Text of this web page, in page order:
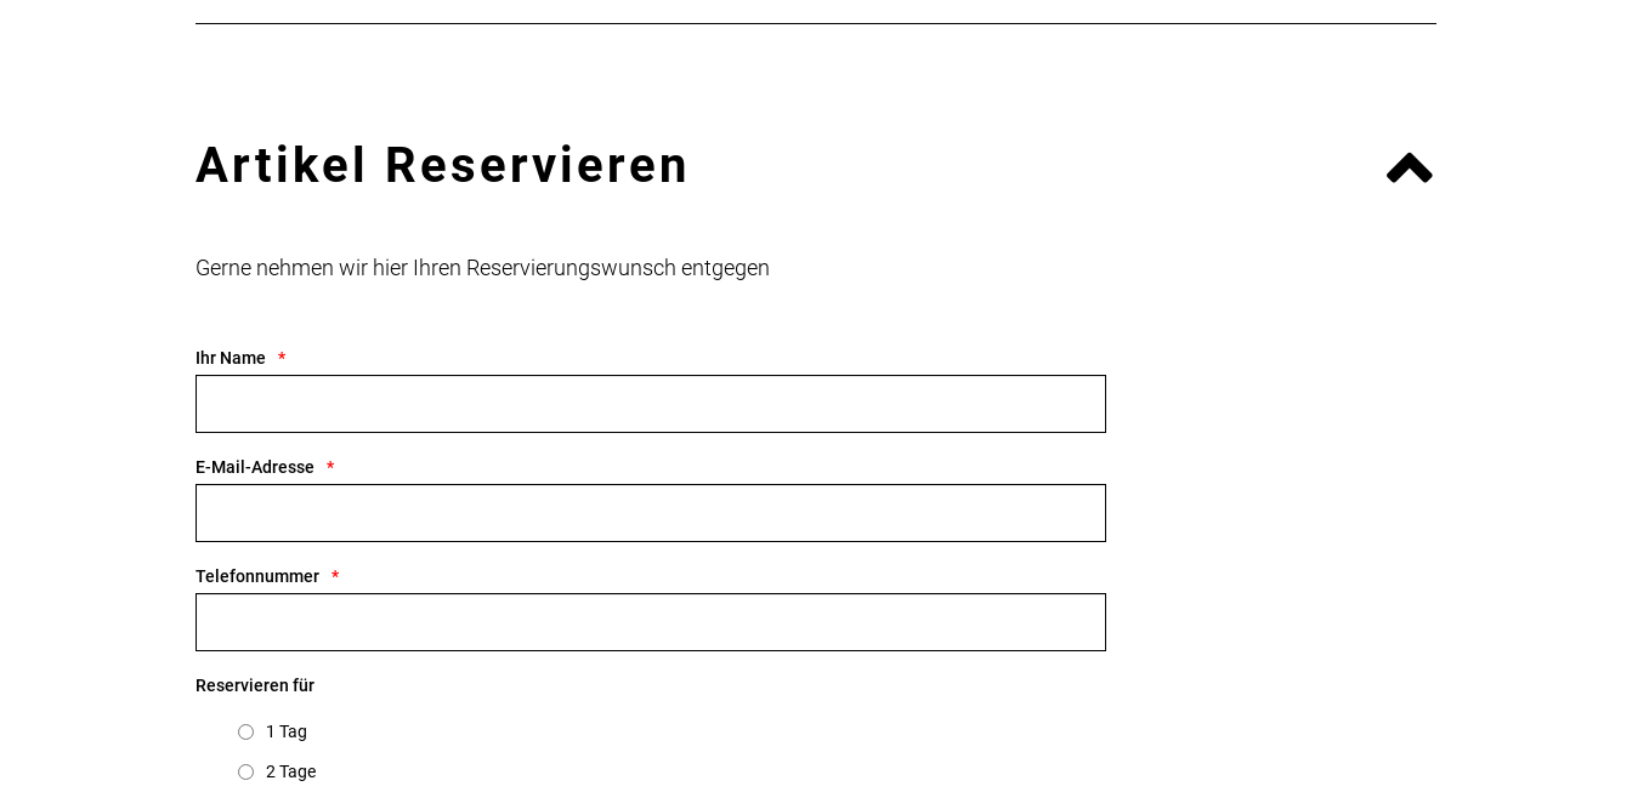
Artikel Reservieren
Gerne nehmen wir hier Ihren Reservierungswunsch entgegen
Ihr Name
E-Mail-Adresse
Telefonnummer
Reservieren für
1 Tag
2 Tage